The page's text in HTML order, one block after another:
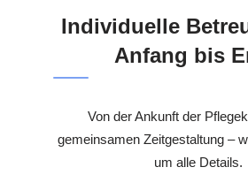
Individuelle
Anfang bis
Von der Ankunft der
gemeinsamen Zeitgestaltung –
um alle Details.